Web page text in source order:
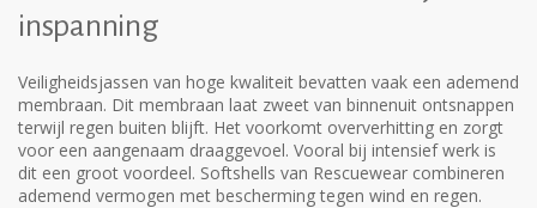
inspanning
Veiligheidsjassen van hoge kwaliteit bevatten vaak een ademend
membraan. Dit membraan laat zweet van binnenuit ontsnappen
terwijl regen buiten blijft. Het voorkomt oververhitting en zorgt
voor een aangenaam draaggevoel. Vooral bij intensief werk is
dit een groot voordeel. Softshells van Rescuewear combineren
ademend vermogen met bescherming tegen wind en regen.